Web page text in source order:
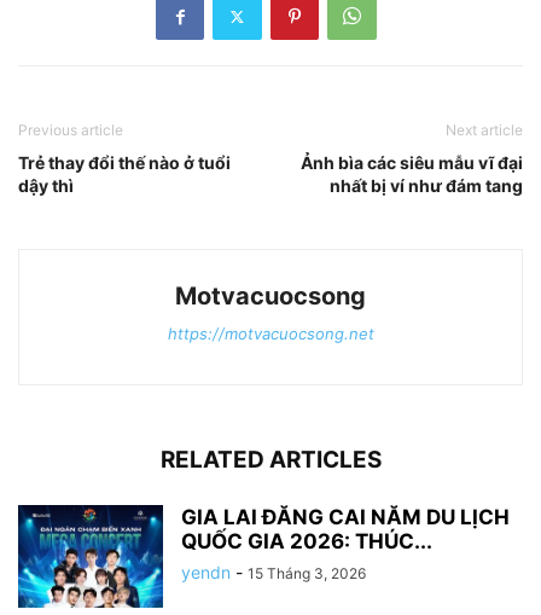
Previous article
Trẻ thay đổi thế nào ở tuổi
dậy thì
Next article
Ảnh bìa các siêu mẫu vĩ đại
nhất bị ví như đám tang
Motvacuocsong
https://motvacuocsong.net
RELATED ARTICLES
GIA LAI ĐĂNG CAI NĂM DU LỊCH
QUỐC GIA 2026: THÚC...
yendn - 15 Tháng 3, 2026